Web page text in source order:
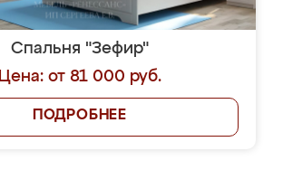
Спальня "Зефир"
Цена: от 81 000 руб.
ПОДРОБНЕЕ